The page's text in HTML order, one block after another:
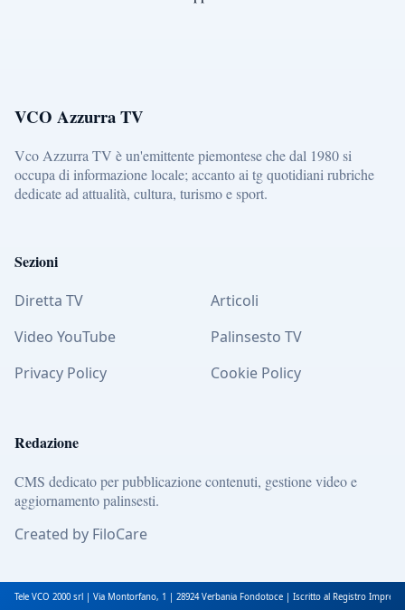
VCO Azzurra TV
Vco Azzurra TV è un'emittente piemontese che dal 1980 si
occupa di informazione locale; accanto ai tg quotidiani rubriche
dedicate ad attualità, cultura, turismo e sport.
Sezioni
Diretta TV
Articoli
Video YouTube
Palinsesto TV
Privacy Policy
Cookie Policy
Redazione
CMS dedicato per pubblicazione contenuti, gestione video e
aggiornamento palinsesti.
Created by FiloCare
Tele VCO 2000 srl | Via Montorfano, 1 | 28924 Verbania Fondotoce | Iscritto al Registro Imprese